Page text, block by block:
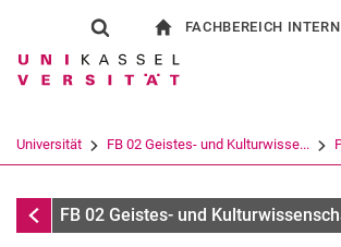
Springe
Springe
Springe
Suchformular
Suchbegriff
Suchen (öffnet
FACHBEREICH INTERN
Universität FB 02 Geistes- und Kulturwisse...
Personen
FB 02 Geistes- und